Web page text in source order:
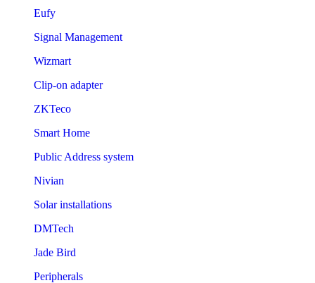
Eufy
Signal Management
Wizmart
Clip-on adapter
ZKTeco
Smart Home
Public Address system
Nivian
Solar installations
DMTech
Jade Bird
Peripherals